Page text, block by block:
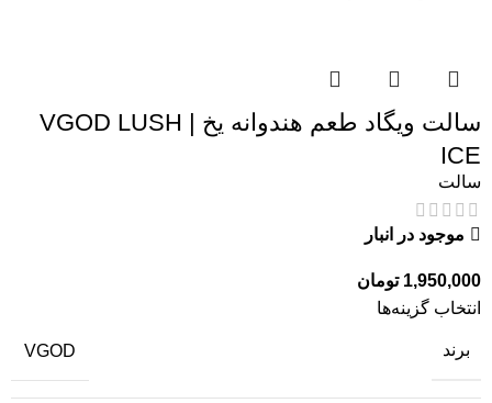
سالت ویگاد طعم هندوانه یخ | VGOD LUSH
ICE
سالت
موجود در انبار
1,950,000 تومان
انتخاب گزینه‌ها
برند VGOD